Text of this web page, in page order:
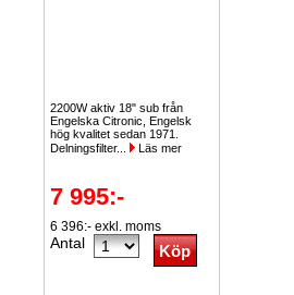
2200W aktiv 18" sub från
Engelska Citronic, Engelsk
hög kvalitet sedan 1971.
Delningsfilter...
Läs mer
7 995:-
6 396:- exkl. moms
Antal